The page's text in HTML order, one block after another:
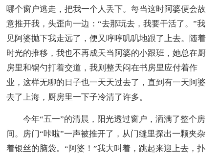
哪个窗户逃走，把我一个人丢下。每当这时阿婆便会故
意推开我，头歪向一边：“去那玩去，我要干活了。”我
见阿婆抛下我走远了，便又哼哼叽叽地跟了上去。随着
时光的推移，我也不再成天当阿婆的小跟班，她总在厨
房里和锅勺打着交道，我则整天闷在书房里应付着作
业，这样无聊的日子也一天天过去了，直到有一天阿婆
去了上海，厨房里一下子冷清了许多。
今年“五一”的清晨，阳光透过窗户，洒满了整个房
间。房门“咔啦”一声被推开了，从门缝里探出一颗夹杂
着银丝的脑袋。“阿婆！”我大叫着，跳起来迎上去，扑